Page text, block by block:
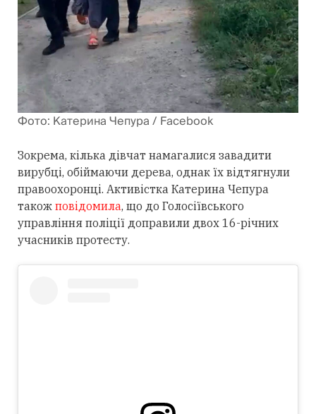
Фото: Катерина Чепура / Facebook
Зокрема, кілька дівчат намагалися завадити
вирубці, обіймаючи дерева, однак їх відтягнули
правоохоронці. Активістка Катерина Чепура
також повідомила, що до Голосіївського
управління поліції доправили двох 16-річних
учасників протесту.